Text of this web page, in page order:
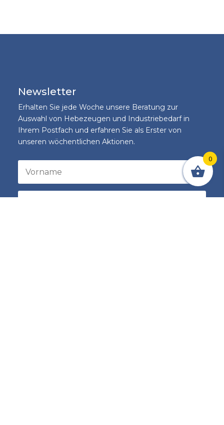
Newsletter
Erhalten Sie jede Woche unsere Beratung zur
Auswahl von Hebezeugen und Industriebedarf in
Ihrem Postfach und erfahren Sie als Erster von
unseren wöchentlichen Aktionen.
0